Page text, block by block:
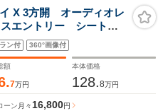
X 3方開 オーディオレ
エントリー シートバ
ェルフ 衝突被害軽減
ESP アングルポス
ン付 360°画像付
額
7万円
本体価格
128.8万円
ーン 月々 16,800円